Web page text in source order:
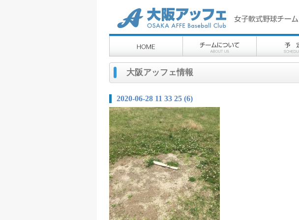
大阪アッフェ情報
2020-06-28 11 33 25 (6)